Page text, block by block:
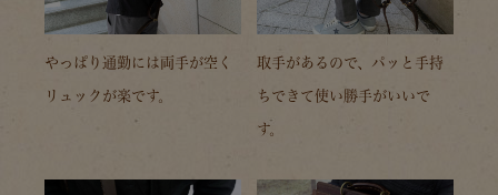
やっぱり通勤には両手が空く
リュックが楽です。
取手があるので、パッと手持
ちできて使い勝手がいいで
す。